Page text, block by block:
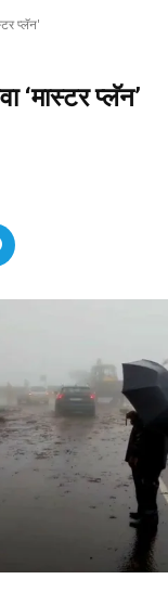
प्लॅन'
‘मास्टर प्लॅन’